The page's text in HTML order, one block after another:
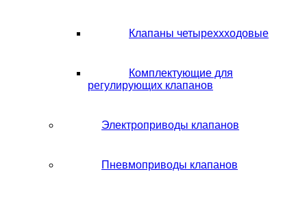
Клапаны четыреххходовые
Комплектующие для
регулирующих клапанов
Электроприводы клапанов
Пневмоприводы клапанов